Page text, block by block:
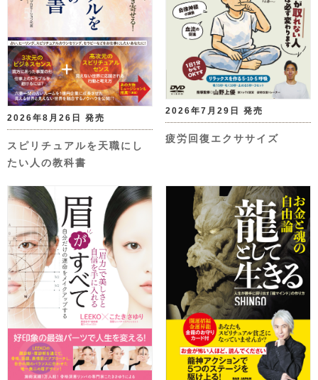
2026年8月26日 発売
スピリチュアルを天職にし
たい人の教科書
2026年7月29日 発売
疲労回復エクササイズ